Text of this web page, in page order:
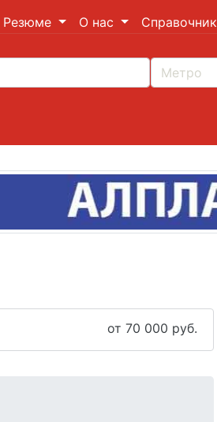
Резюме О нас Справочник
от 70 000 руб.